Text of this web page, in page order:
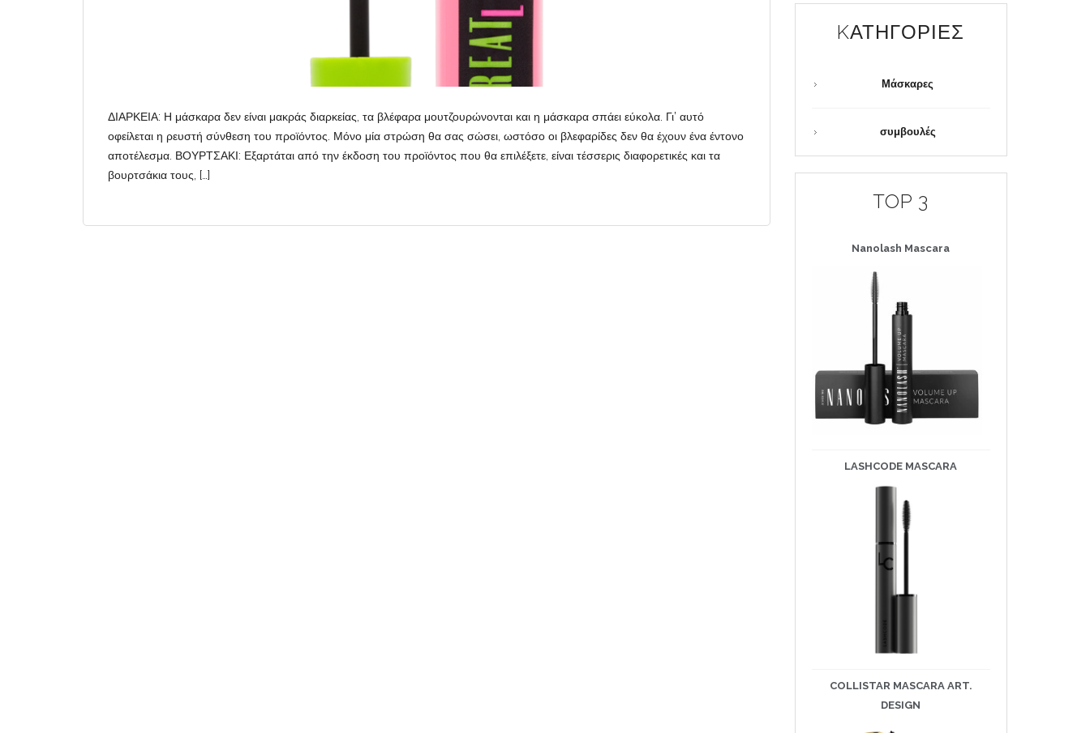
ΔΙΑΡΚΕΙΑ: Η μάσκαρα δεν είναι μακράς διαρκείας, τα βλέφαρα μουτζουρώνονται και η μάσκαρα σπάει εύκολα. Γι’ αυτό
οφείλεται η ρευστή σύνθεση του προϊόντος. Μόνο μία στρώση θα σας σώσει, ωστόσο οι βλεφαρίδες δεν θα έχουν ένα έντονο
αποτέλεσμα. ΒΟΥΡΤΣΑΚΙ: Εξαρτάται από την έκδοση του προϊόντος που θα επιλέξετε, είναι τέσσερις διαφορετικές και τα
βουρτσάκια τους, […]
KΑΤΗΓΟΡΊΕΣ
Μάσκαρες
συμβουλές
TOP 3
Nanolash Mascara
LASHCODE MASCARA
COLLISTAR MASCARA ART.
DESIGN